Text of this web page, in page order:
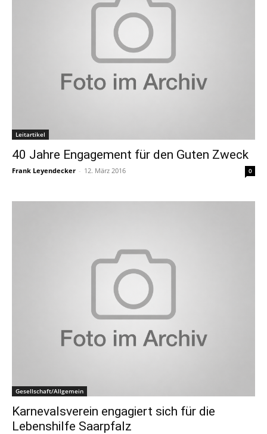
Leitartikel
40 Jahre Engagement für den Guten Zweck
Frank Leyendecker - 12. März 2016 0
Gesellschaft/Allgemein
Karnevalsverein engagiert sich für die
Lebenshilfe Saarpfalz